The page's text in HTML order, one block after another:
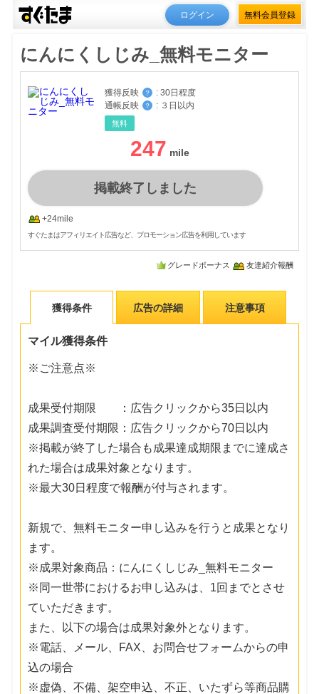
ログイン 無料会員登録
にんにくしじみ_無料モニター
獲得反映 ？ : 30日程度
通帳反映
？ : ３日以内
無料
247
掲載終了しました
+24mile
すぐたまはアフィリエイト広告など、プロモーション広告を利用しています
グレードボーナス 友達紹介報酬
獲得条件 広告の詳細 注意事項
マイル獲得条件
※ご注意点※
成果受付期限 ：広告クリックから35日以内
成果調査受付期限：広告クリックから70日以内
※掲載が終了した場合も成果達成期限までに達成さ
れた場合は成果対象となります。
※最大30日程度で報酬が付与されます。
新規で、無料モニター申し込みを行うと成果となり
ます。
※成果対象商品：にんにくしじみ_無料モニター
※同一世帯におけるお申し込みは、1回までとさせ
ていただきます。
また、以下の場合は成果対象外となります。
※電話、メール、FAX、お問合せフォームからの申
込の場合
※虚偽、不備、架空申込、不正、いたずら等商品購